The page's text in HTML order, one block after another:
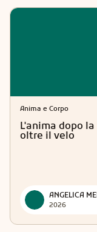
Anima e Corpo
L'anima dopo
oltre il velo
ANGELICA
2026